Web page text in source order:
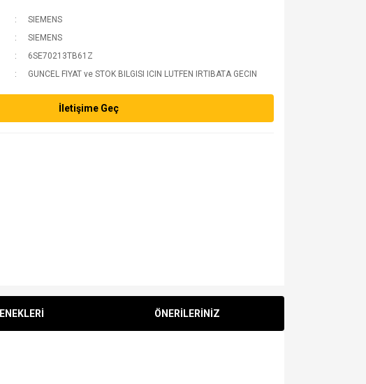
SIEMENS
SIEMENS
6SE70213TB61Z
GUNCEL FIYAT ve STOK BILGISI ICIN LUTFEN IRTIBATA GECIN
İletişime Geç
ÖNERİLERİNİZ